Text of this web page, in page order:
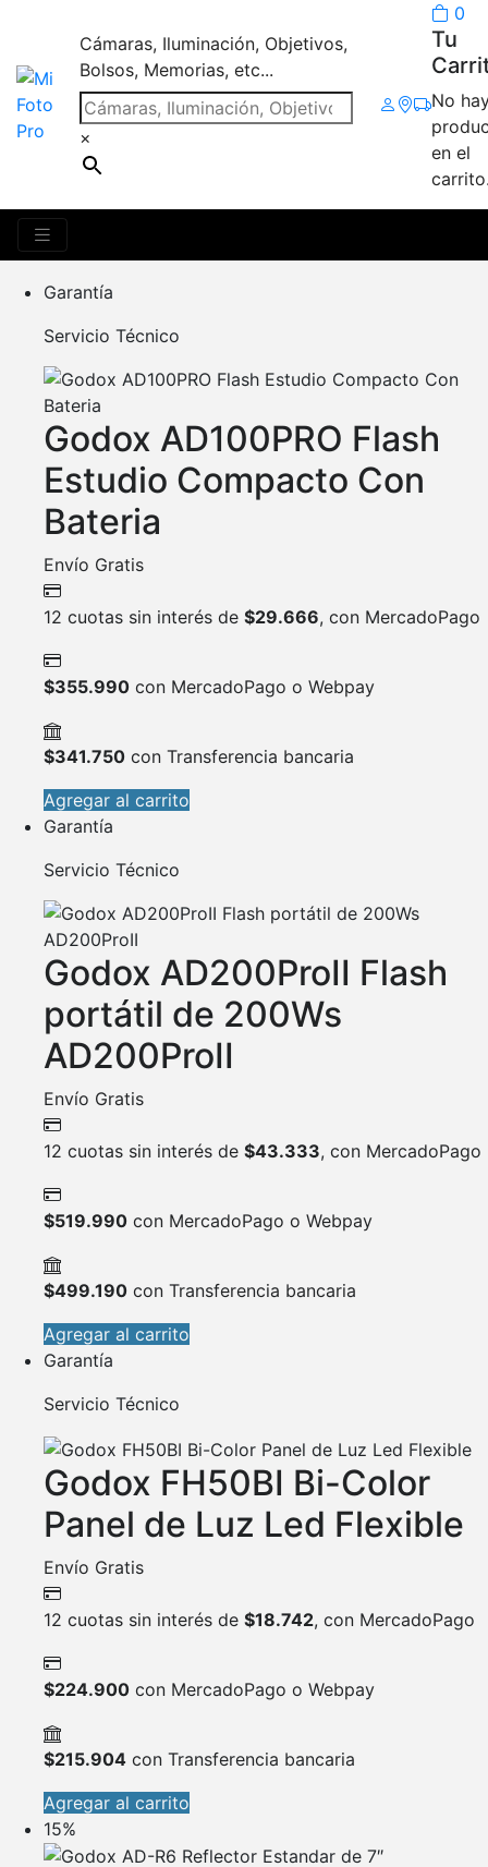
Cámaras, Iluminación, Objetivos,
Bolsos, Memorias, etc...
×
0
Tu
No
en el
Iluminación
Mostrando 39 resultados
Garantía
Servicio Técnico
Godox AD100PRO Flash
Estudio Compacto Con
Bateria
Envío Gratis
12 cuotas sin interés de $29.666, con MercadoPago
$355.990 con MercadoPago o Webpay
$341.750 con Transferencia bancaria
Agregar al carrito
Garantía
Servicio Técnico
Godox AD200ProII Flash
portátil de 200Ws
AD200ProII
Envío Gratis
12 cuotas sin interés de $43.333, con MercadoPago
$519.990 con MercadoPago o Webpay
$499.190 con Transferencia bancaria
Agregar al carrito
Garantía
Servicio Técnico
Godox FH50BI Bi-Color
Panel de Luz Led Flexible
Envío Gratis
12 cuotas sin interés de $18.742, con MercadoPago
$224.900 con MercadoPago o Webpay
$215.904 con Transferencia bancaria
Agregar al carrito
15%